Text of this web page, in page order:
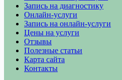
Запись на диагностику
Онлайн-услуги
Запись на онлайн-услуги
Цены на услуги
Отзывы
Полезные статьи
Карта сайта
Контакты